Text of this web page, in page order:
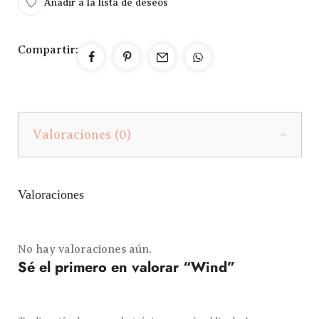
Añadir a la lista de deseos
Compartir:
Valoraciones (0)
Valoraciones
No hay valoraciones aún.
Sé el primero en valorar “Wind”